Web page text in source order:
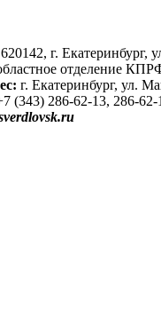
620142, г. Екатеринбург,
отделение
г. Екатеринбург, ул.
(343) 286-62-13, 286-62-